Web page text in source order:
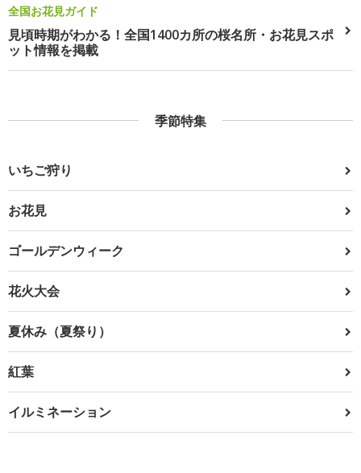
全国お花見ガイド
見頃時期がわかる！全国1400カ所の桜名所・お花見スポ
ット情報を掲載
季節特集
いちご狩り
お花見
ゴールデンウィーク
花火大会
夏休み（夏祭り）
紅葉
イルミネーション